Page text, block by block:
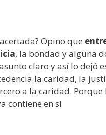
Opino que
, la bondad y alguna
claro y así lo dejó
la caridad, la
a la caridad. Porque
contiene en sí